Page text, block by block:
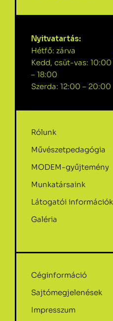
Nyitvatartás:
Hétfő: zárva
Kedd, csüt-vas: 10:00
– 18:00
Szerda: 12:00 – 20:00
Rólunk
Művészetpedagógia
MODEM-gyűjtemény
Munkatársaink
Látogatói információk
Galéria
Céginformáció
Sajtómegjelenések
Impresszum